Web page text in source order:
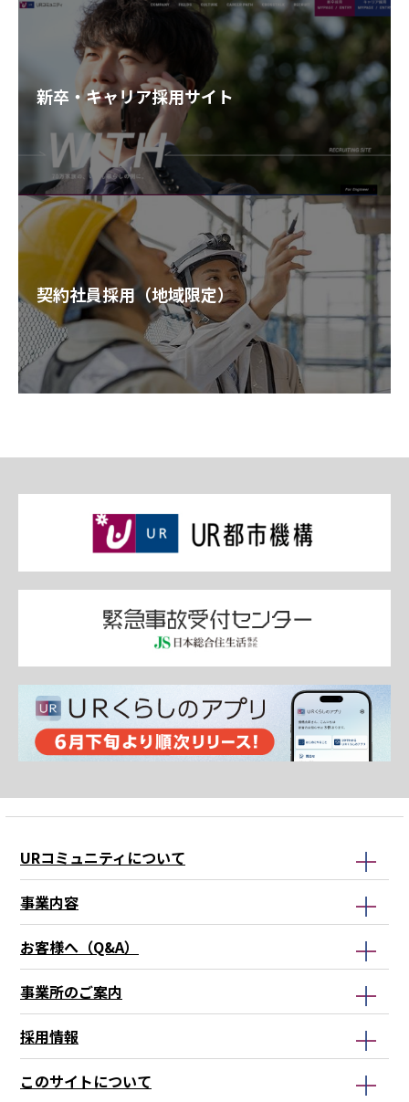
新卒・キャリア採用サイト
契約社員採用（地域限定）
本
URコミュニティについて
事業内容
お客様へ（Q&A）
事業所のご案内
採用情報
このサイトについて